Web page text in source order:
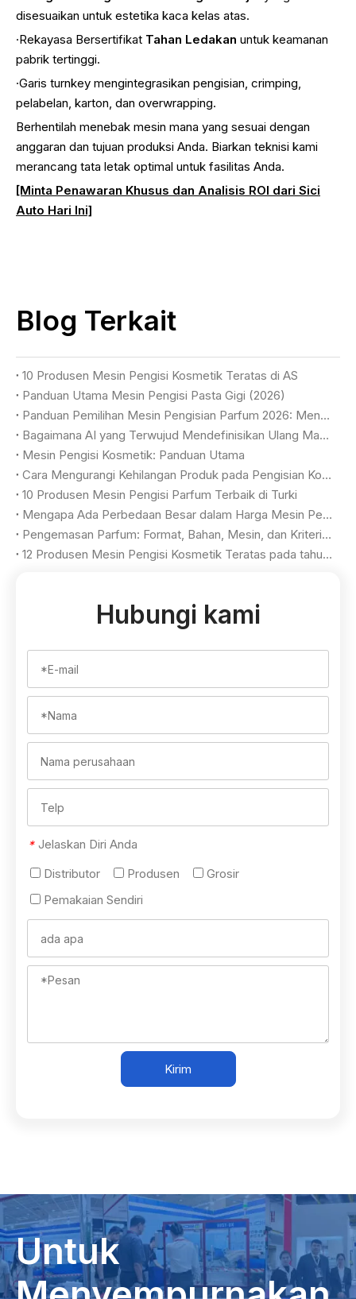
disesuaikan untuk estetika kaca kelas atas.
·Rekayasa Bersertifikat Tahan Ledakan untuk keamanan
pabrik tertinggi.
·Garis turnkey mengintegrasikan pengisian, crimping,
pelabelan, karton, dan overwrapping.
Berhentilah menebak mesin mana yang sesuai dengan
anggaran dan tujuan produksi Anda. Biarkan teknisi kami
merancang tata letak optimal untuk fasilitas Anda.
[Minta Penawaran Khusus dan Analisis ROI dari Sici
Auto Hari Ini]
Blog Terkait
10 Produsen Mesin Pengisi Kosmetik Teratas di AS
Panduan Utama Mesin Pengisi Pasta Gigi (2026)
Panduan Pemilihan Mesin Pengisian Parfum 2026: Mencapai Kualitas Mewah & Hasil Maksimal
Bagaimana AI yang Terwujud Mendefinisikan Ulang Manufaktur Fleksibel di Pabrik Kosmetik
Mesin Pengisi Kosmetik: Panduan Utama
Cara Mengurangi Kehilangan Produk pada Pengisian Kosmetik
10 Produsen Mesin Pengisi Parfum Terbaik di Turki
Mengapa Ada Perbedaan Besar dalam Harga Mesin Pengisi Parfum?
Pengemasan Parfum: Format, Bahan, Mesin, dan Kriteria Pemilihan
12 Produsen Mesin Pengisi Kosmetik Teratas pada tahun 2026
Hubungi kami
* Jelaskan Diri Anda
Distributor
Produsen
Grosir
Pemakaian Sendiri
Kirim
Untuk